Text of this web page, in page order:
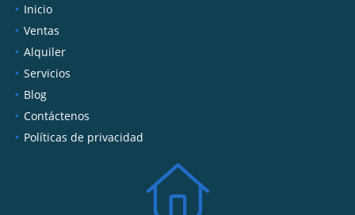
Inicio
Ventas
Alquiler
Servicios
Blog
Contáctenos
Políticas de privacidad